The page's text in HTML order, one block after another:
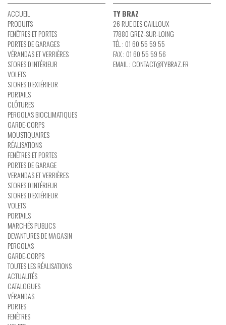
ACCUEIL
PRODUITS
FENÊTRES ET PORTES
PORTES DE GARAGES
VÉRANDAS ET VERRIÈRES
STORES D’INTÉRIEUR
VOLETS
STORES D’EXTÉRIEUR
PORTAILS
CLÔTURES
PERGOLAS BIOCLIMATIQUES
GARDE-CORPS
MOUSTIQUAIRES
RÉALISATIONS
FENÊTRES ET PORTES
PORTES DE GARAGE
VERANDAS ET VERRIÈRES
STORES D’INTÉRIEUR
STORES D’EXTÉRIEUR
VOLETS
PORTAILS
MARCHÉS PUBLICS
DEVANTURES DE MAGASIN
PERGOLAS
GARDE-CORPS
TOUTES LES RÉALISATIONS
ACTUALITÉS
CATALOGUES
VÉRANDAS
PORTES
FENÊTRES
TY BRAZ
26 RUE DES CAILLOUX
77880 GREZ-SUR-LOING
TÉL : 01 60 55 59 55
FAX : 01 60 55 59 56
EMAIL : CONTACT@TYBRAZ.FR